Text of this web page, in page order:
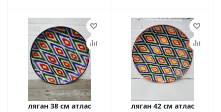
ляган 38 см атлас ляган 42 см атлас